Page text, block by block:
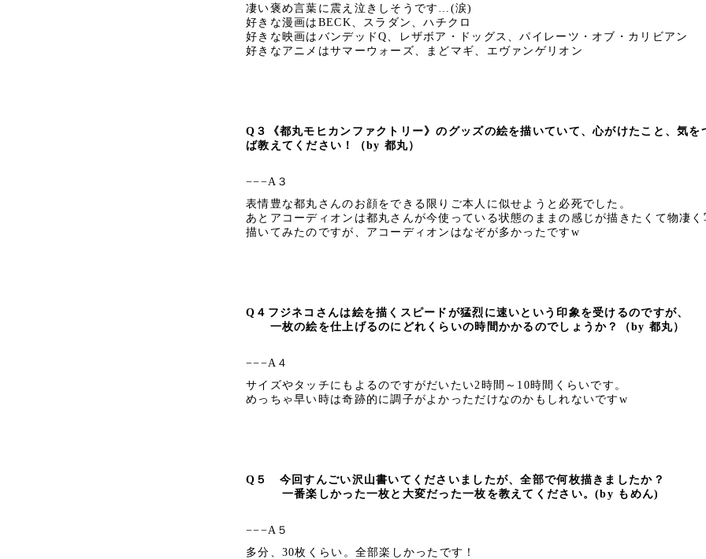
凄い褒め言葉に震え泣きしそうです…(涙)
好きな漫画はBECK、スラダン、ハチクロ
好きな映画はバンデッドQ、レザボア・ドッグス、パイレーツ・オブ・カリビアン
好きなアニメはサマーウォーズ、まどマギ、エヴァンゲリオン
Q３
《都丸モヒカンファクトリー》のグッズの絵を描いていて、心がけたこと、気
ば教えてください！
（by 都丸）
−−−A３
表情豊な都丸さんのお顔をできる限りご本人に似せようと必死でした。
あとアコーディオンは都丸さんが今使っている状態のままの感じが描きたくて物凄
描いてみたのですが、アコーディオンはなぞが多かったですw
Q４ フジネコさんは絵を描くスピードが猛烈に速いという印象を受けるのですが、
一枚の絵を仕上げるのにどれくらいの時間かかるのでしょうか？
（by 都丸）
−−−A４
サイズやタッチにもよるのですがだいたい2時間～10時間くらいです。
めっちゃ早い時は奇跡的に調子がよかっただけなのかもしれないですw
Q５
今回すんごい沢山書いてくださいましたが、全部で何枚描きましたか？
一番楽しかった一枚と大変だった一枚を教えてください。(by もめん)
−−−A５
多分、30枚くらい。全部楽しかったです！